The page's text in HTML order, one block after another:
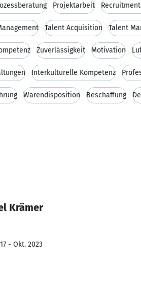
Projektarbeit
Talent Acquisition Talent
Zuverlässigkeit Motivation
Interkulturelle Kompetenz
Warendisposition Beschaffung
Krämer
- Okt. 2023